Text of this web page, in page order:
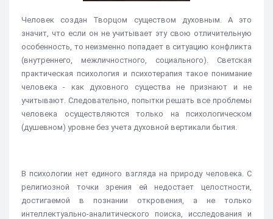
Человек создан Творцом существом духовным. А это
значит, что если он не учитывает эту свою отличительную
особенность, то неизменно попадает в ситуацию конфликта
(внутреннего, межличностного, социального). Светская
практическая психология и психотерапия такое понимание
человека - как духовного существа не признают и не
учитывают. Следовательно, попытки решать все проблемы
человека осуществляются только на психологическом
(душевном) уровне без учета духовной вертикали бытия.
В психологии нет единого взгляда на природу человека. С
религиозной точки зрения ей недостает целостности,
достигаемой в познании откровения, а не только
интеллектуально-аналитического поиска, исследования и